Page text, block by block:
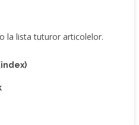
la lista tuturor articolelor.